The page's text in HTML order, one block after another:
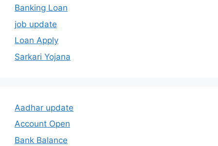
Banking Loan
job update
Loan Apply
Sarkari Yojana
Aadhar update
Account Open
Bank Balance